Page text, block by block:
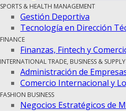
SPORTS & HEALTH MANAGEMENT
Gestión Deportiva
Tecnología en Dirección
FINANCE
Finanzas, Fintech y
INTERNATIONAL TRADE, BUSINESS &
Administración de
Comercio Internacional y
FASHION BUSINESS
Negocios Estratégicos de